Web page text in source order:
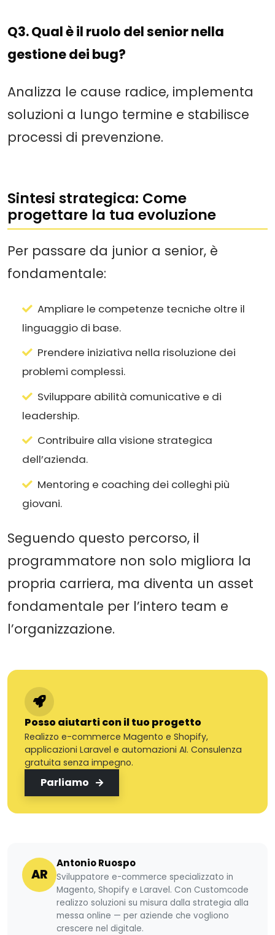
Q3. Qual è il ruolo del senior nella
gestione dei bug?
Analizza le cause radice, implementa
soluzioni a lungo termine e stabilisce
processi di prevenzione.
Sintesi strategica: Come
progettare la tua evoluzione
Per passare da junior a senior, è
fondamentale:
Ampliare le competenze tecniche oltre il
linguaggio di base.
Prendere iniziativa nella risoluzione dei
problemi complessi.
Sviluppare abilità comunicative e di
leadership.
Contribuire alla visione strategica
dell’azienda.
Mentoring e coaching dei colleghi più
giovani.
Seguendo questo percorso, il
programmatore non solo migliora la
propria carriera, ma diventa un asset
fondamentale per l’intero team e
l’organizzazione.
Posso aiutarti con il tuo progetto
Realizzo e-commerce Magento e Shopify,
applicazioni Laravel e automazioni AI. Consulenza
gratuita senza impegno.
Parliamo
AR
Antonio Ruospo
Sviluppatore e-commerce specializzato in
Magento, Shopify e Laravel. Con Customcode
realizzo soluzioni su misura dalla strategia alla
messa online — per aziende che vogliono
crescere nel digitale.